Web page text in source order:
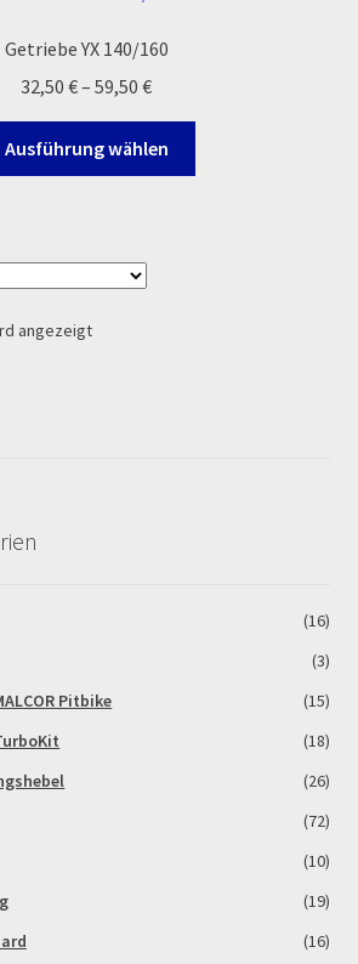
DIRTBIKE
Getriebe YX 140/160
32,50 €– 59,50 €Preisspanne:
32,50 €
bis
59,50 €
Ausführung wählen
angezeigt
(16)
(3)
Pitbike
(15)
(18)
(26)
(72)
(10)
(19)
(16)